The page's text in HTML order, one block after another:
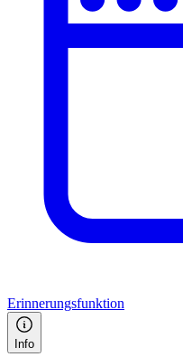
Erinnerungsfunktion
Info